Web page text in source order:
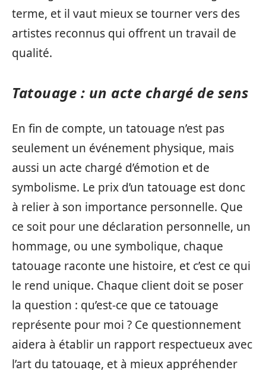
terme, et il vaut mieux se tourner vers des
artistes reconnus qui offrent un travail de
qualité.
Tatouage : un acte chargé de sens
En fin de compte, un tatouage n’est pas
seulement un événement physique, mais
aussi un acte chargé d’émotion et de
symbolisme. Le prix d’un tatouage est donc
à relier à son importance personnelle. Que
ce soit pour une déclaration personnelle, un
hommage, ou une symbolique, chaque
tatouage raconte une histoire, et c’est ce qui
le rend unique. Chaque client doit se poser
la question : qu’est-ce que ce tatouage
représente pour moi ? Ce questionnement
aidera à établir un rapport respectueux avec
l’art du tatouage, et à mieux appréhender